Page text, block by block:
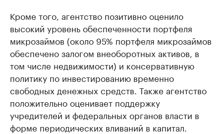
Кроме того, агентство позитивно оценило
высокий уровень обеспеченности портфеля
микрозаймов (около 95% портфеля микрозаймов
обеспечено залогом внеоборотных активов, в
том числе недвижимости) и консервативную
политику по инвестированию временно
свободных денежных средств. Также агентство
положительно оценивает поддержку
учредителей и федеральных органов власти в
форме периодических вливаний в капитал.